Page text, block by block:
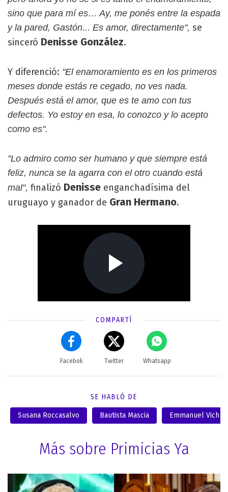
sino que para mí es… Ay, me ponés entre la espada
y la pared, Gastón... Es amor, directamente", se
sinceró Denisse González.
Y diferenció: "El enamoramiento es en los primeros
meses donde estás re cegado, no ves nada.
Después está el amor, que es te amo con tus
defectos. Yo estoy en esa, lo conozco y lo acepto
como es".
"Lo admiro como ser humano y que siempre está
feliz, nunca se la agarra con el otro cuando está
mal", finalizó Denisse enganchadísima del
uruguayo y ganador de Gran Hermano.
COMPARTÍ
Facebok Twitter Whatsapp
SE HABLÓ DE
Susana Roccasalvo Bautista Mascia Emmanuel Vich
Más sobre Primicias Ya